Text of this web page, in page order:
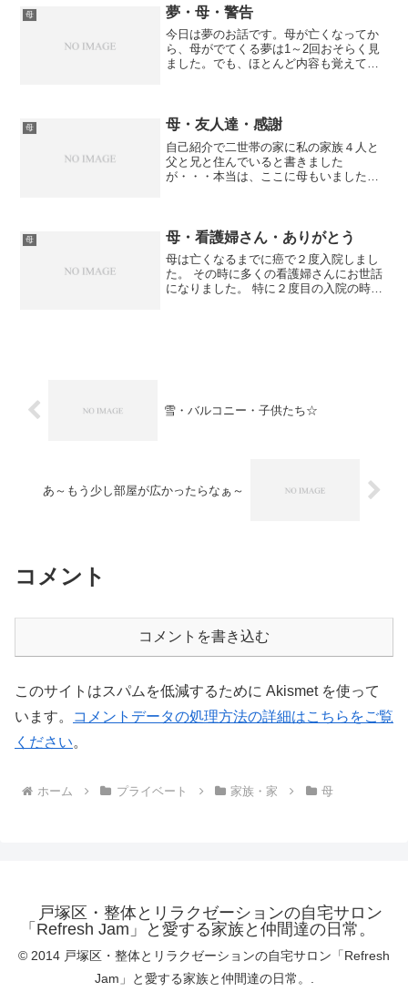
ので、みんなでバタバタと騒...
母 夢・母・警告
今日は夢のお話です。母が亡くなってか
ら、母がでてくる夢は1～2回おそらく見
ました。でも、ほとんど内容も覚えて無
らブログに書くことにし...
母 母・友人達・感謝
自己紹介で二世帯の家に私の家族４人と
父と兄と住んでいると書きました
が・・・本当は、ここに母もいました。
入しよと決めました。母は、３ヶ月...
母 母・看護婦さん・ありがとう
母は亡くなるまでに癌で２度入院しまし
た。 その時に多くの看護婦さんにお世話
になりました。 特に２度目の入院の時は
雪・バルコニー・子供たち☆
あ～もう少し部屋が広かったらなぁ～
コメント
コメントを書き込む
このサイトはスパムを低減するために Akismet を使って
います。
コメントデータの処理方法の詳細はこちらをご覧
ください。
ホーム プライベート 家族・家 母
戸塚区・整体とリラクゼーションの自宅サロン
「Refresh Jam」と愛する家族と仲間達の日常。
© 2014 戸塚区・整体とリラクゼーションの自宅サロン「Refresh
Jam」と愛する家族と仲間達の日常。.